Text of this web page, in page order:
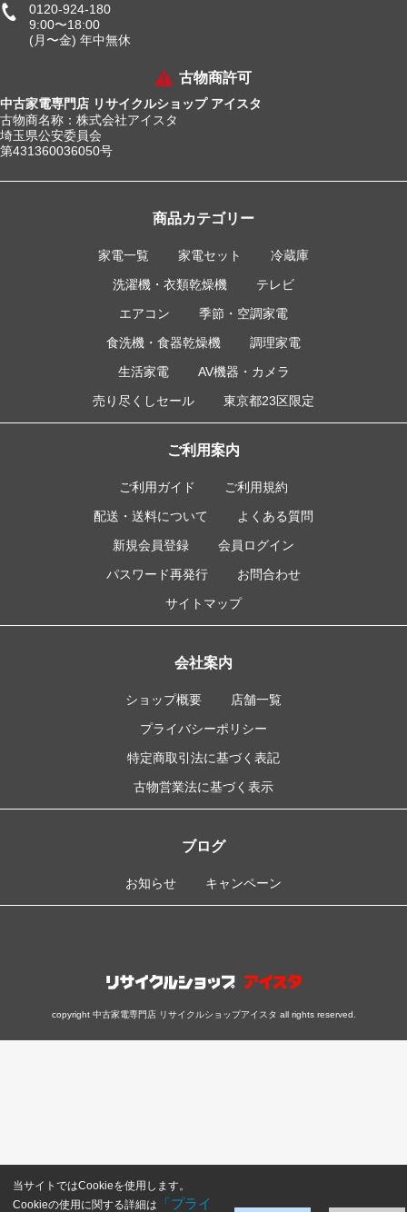
当サイトではCookieを使用します。
Cookieの使用に関する詳細は
「プライ
0120-924-180
9:00〜18:00
(月〜金) 年中無休
古物商許可
中古家電専門店 リサイクルショップ アイスタ
古物商名称：株式会社アイスタ
埼玉県公安委員会
第431360036050号
商品カテゴリー
家電一覧 家電セット
冷蔵庫
洗濯機・衣類乾燥機
テレビ
エアコン
季節・空調家電
食洗機・食器乾燥機
調理家電
生活家電
AV機器・カメラ
売り尽くしセール
東京都23区限定
ご利用案内
ご利用ガイド
ご利用規約
配送・送料について
よくある質問
新規会員登録
会員ログイン
パスワード再発行
お問合わせ
サイトマップ
会社案内
ショップ概要
店舗一覧
プライバシーポリシー
特定商取引法に基づく表記
古物営業法に基づく表示
ブログ
お知らせ キャンペーン
copyright 中古家電専門店 リサイクルショップアイスタ all rights reserved.